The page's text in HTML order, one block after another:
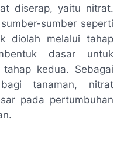
diserap, yaitu nitrat.
sumber seperti
diolah melalui tahap
dasar untuk
kedua. Sebagai
tanaman, nitrat
pada pertumbuhan